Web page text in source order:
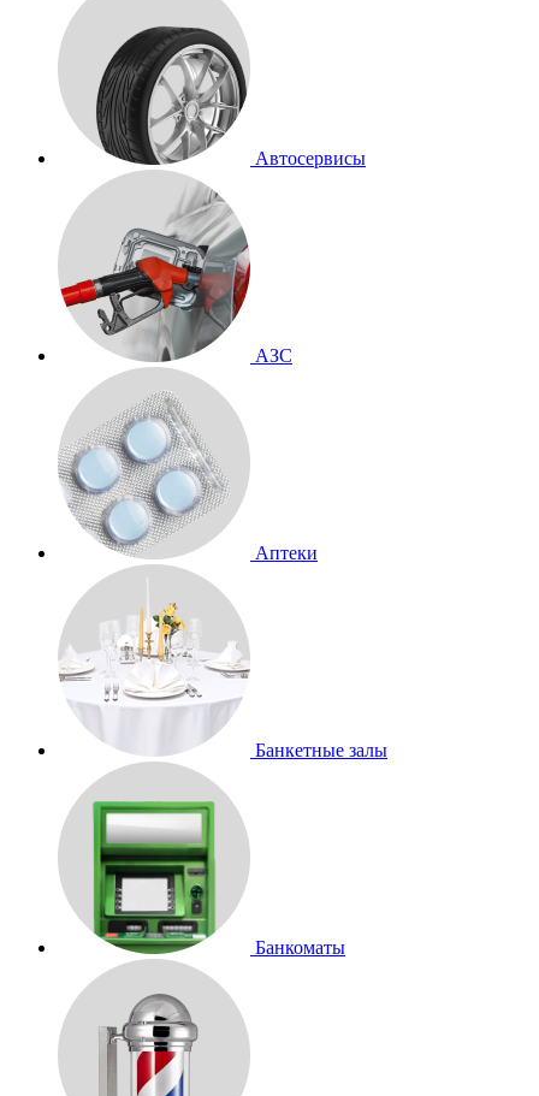
Автосервисы
АЗС
Аптеки
Банкетные залы
Банкоматы